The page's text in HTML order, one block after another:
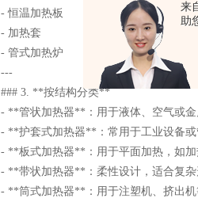
来
助
- 恒温加热板
- 加热套
- 管式加热炉
---
### 3. **按结构分类**
- **管状加热器**：用于液体、空气或金
- **护套式加热器**：常用于工业设备或
- **板式加热器**：用于平面加热，如加
- **带状加热器**：柔性设计，适合复杂
- **筒式加热器**：用于注塑机、挤出机